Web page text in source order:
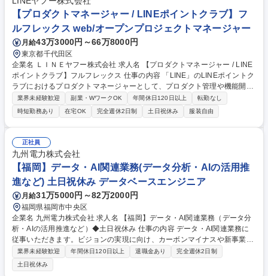
【プロダクトマネージャー / LINEポイントクラブ】フ
ルフレックス web/オープンプロジェクトマネージャー
月給43万3000円～66万8000円
東京都千代田区
企業名 ＬＩＮＥヤフー株式会社 求人名 【プロダクトマネージャー / LINE
ポイントクラブ】フルフレックス 仕事の内容 「LINE」のLINEポイントク
ラブにおけるプロダクトマネージャーとして、プロダクト管理や機能開発
およびシステム保守に関するディレクションやプロダクト成長に寄与する
企画立案をお任せします。 ■システムインテグレーション業務（LINEポイ
ントクラブのサービス成長に向けた企画立案、立案した企画を踏まえた要
件定義、エンジニアと連携したシステム設計、動作テスト、運用保守など
の進行管理、プロダクトのリリース管理）■定期リリースの内容整理と進
行管理（不定期リリースの調整、管理ツール管理）■機能追加およびシス
テム保守（ファミリーサービス他との連携および要望精査）等 募集職種
【プロダクトマネージャー / LINEポイントクラブ】フルフレックス
業界未経験歓迎 副業・WワークOK 年間休日120日以上
転勤なし
時短勤務あり
在宅OK 完全週休2日制 土日祝休み 服装自由
正社員
九州電力株式会社
【福岡】データ・AI関連業務(データ分析・AIの活用推
進など) 土日祝休み データベースエンジニア
月給31万5000円～82万2000円
福岡県福岡市中央区
企業名 九州電力株式会社 求人名 【福岡】データ・AI関連業務（データ分
析・AIの活用推進など）◆土日祝休み 仕事の内容 データ・AI関連業務に
従事いただきます。ビジョンの実現に向け、カーボンマイナスや新事業へ
の進出など、私たちと共に新たなフィールドへ挑戦していただける仲間を
歓迎します。 ・データ分析・AIの活用推進、実装 ・データ・AI基盤の整
備（技術調査を含む） ・データ・AI戦略、ガバナンスに関する業務 ■変更
業界未経験歓迎 年間休日120日以上 退職金あり
完全週休2日制
土日祝休み